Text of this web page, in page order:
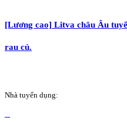
[Lương cao] Litva châu Âu
rau củ.
Nhà tuyển dụng: